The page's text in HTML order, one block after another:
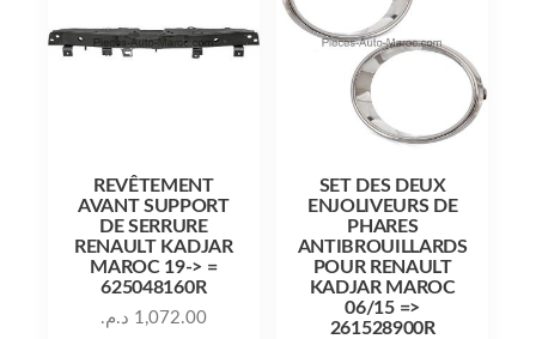
REVÊTEMENT
AVANT SUPPORT
DE SERRURE
RENAULT KADJAR
MAROC 19-> =
625048160R
1,072.00 د.م.
SET DES DEUX
ENJOLIVEURS DE
PHARES
ANTIBROUILLARDS
POUR RENAULT
KADJAR MAROC
06/15 =>
261528900R